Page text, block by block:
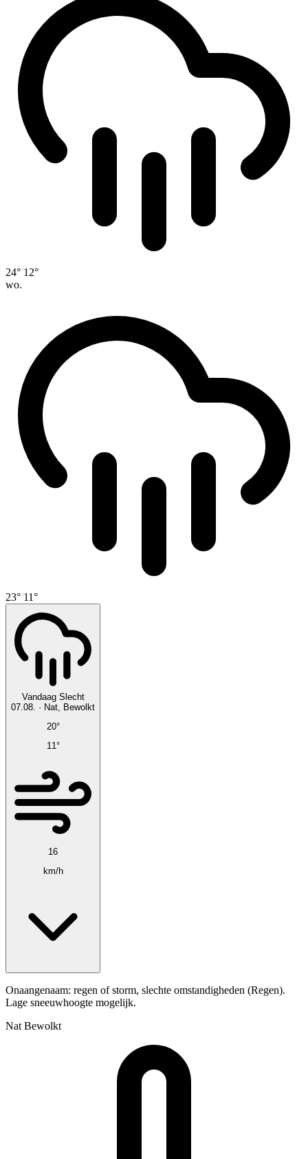
24° 12°
wo.
23° 11°
Vandaag Slecht
07.08. ·
Nat, Bewolkt
20°
11°
16
km/h
Onaangenaam: regen of storm, slechte omstandigheden (Regen).
Lage sneeuwhoogte mogelijk.
Nat Bewolkt